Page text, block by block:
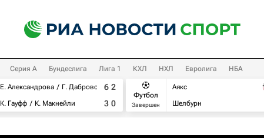
Серия А Бундеслига Лига 1 КХЛ НХЛ Евролига НБА
Е. Александрова
Г. Дабровски
К. Гауфф
К. Макнейли
6 2
3 0
Футбол
Завершен
Аякс
Шелбурн